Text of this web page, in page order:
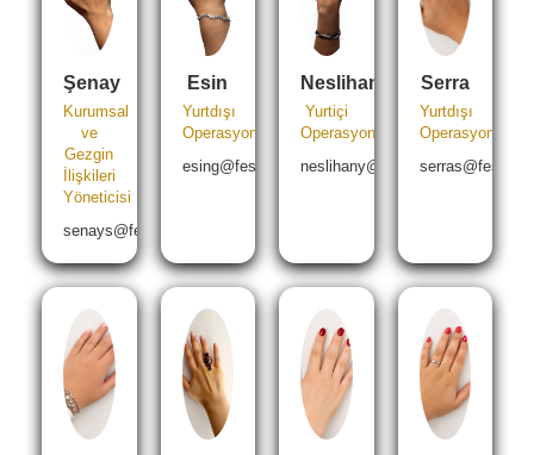
Şenay
Kurumsal
ve
Gezgin
İlişkileri
Yöneticisi
senays@festtravel.com
Esin
Yurtdışı
Operasyon
esing@festtravel.com
Neslihan
Yurtiçi
Operasyon
neslihany@festtravel.com
Serra
Yurtdışı
Operasyon